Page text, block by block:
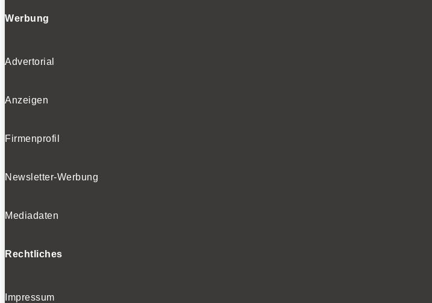
Werbung
Advertorial
Anzeigen
Firmenprofil
Newsletter-Werbung
Mediadaten
Rechtliches
Impressum